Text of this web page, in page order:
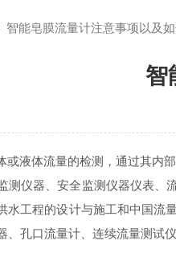
智能皂膜流量计注意事项以及
智
液体流量的检测，通过
仪器、安全监测仪器仪表
水工程的设计与施工和中国流量
、孔口流量计、连续流量测试